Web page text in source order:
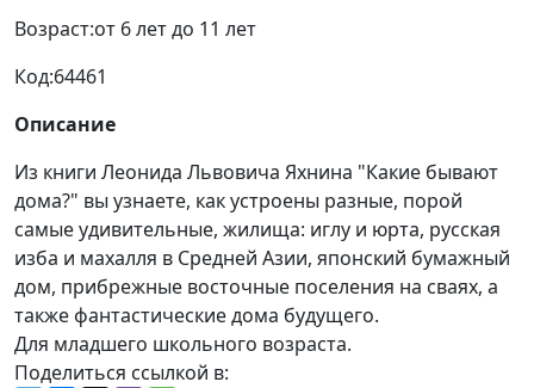
Возраст:от 6 лет до 11 лет
Код:64461
Описание
Из книги Леонида Львовича Яхнина "Какие бывают
дома?" вы узнаете, как устроены разные, порой
самые удивительные, жилища: иглу и юрта, русская
изба и махалля в Средней Азии, японский бумажный
дом, прибрежные восточные поселения на сваях, а
также фантастические дома будущего.
Для младшего школьного возраста.
Поделиться ссылкой в: